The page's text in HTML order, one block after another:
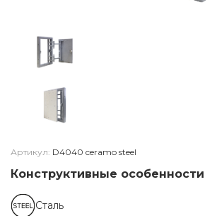
Артикул: D4040 ceramo steel
Конструктивные особенности
Сталь